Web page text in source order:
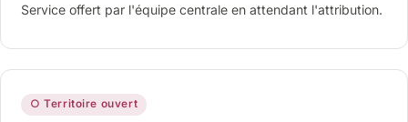
Service offert par l'équipe centrale en attendant l'attribution.
○ Territoire ouvert